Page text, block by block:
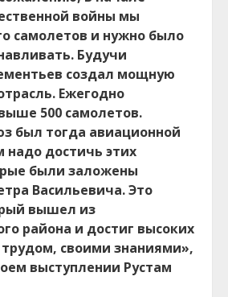
войны мы
самолетов и нужно было
Будучи
создал мощную
Ежегодно
500 самолетов.
был тогда авиационной
достичь этих
были заложены
Васильевича. Это
вышел из
района и достиг высоких
трудом, своими знаниями»,
выступлении Рустам